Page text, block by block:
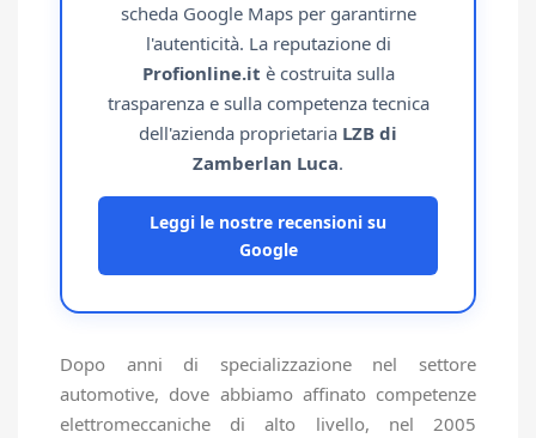
scheda Google Maps per garantirne
l'autenticità. La reputazione di
Profionline.it è costruita sulla
trasparenza e sulla competenza tecnica
dell'azienda proprietaria LZB di
Zamberlan Luca.
Leggi le nostre recensioni su
Google
Dopo anni di specializzazione nel settore
automotive, dove abbiamo affinato competenze
elettromeccaniche di alto livello, nel 2005